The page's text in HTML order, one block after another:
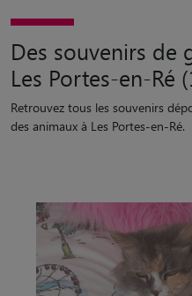
Des souvenirs de
Les Portes-en-Ré
Retrouvez tous les souvenirs
des animaux à Les Portes-en-Ré.